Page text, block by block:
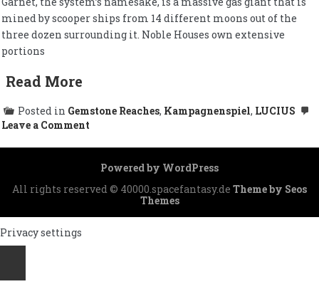
mined by scooper ships from 14 different moons out of the
three dozen surrounding it. Noble Houses own extensive
portions
Read More
Posted in Gemstone Reaches, Kampagnenspiel, LUCIUS
Leave a Comment
Garnet
Systembeschreibung
Powered by WordPress
All rights reserved © 40000.spacefantasy.de Theme by Seos
Themes
Privacy settings